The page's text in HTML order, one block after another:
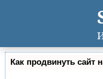
Как продвинуть сайт